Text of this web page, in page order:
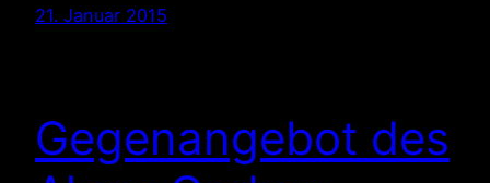
21. Januar 2015
Gegenangebot des